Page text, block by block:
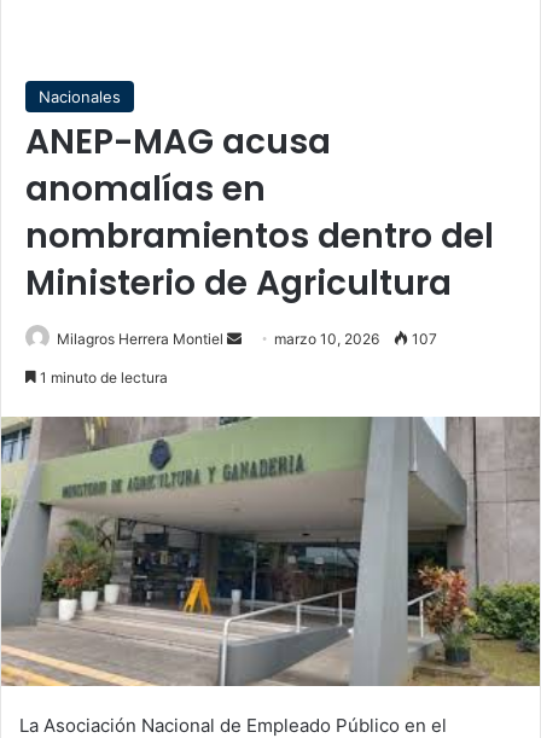
Nacionales
ANEP-MAG acusa
anomalías en
nombramientos dentro del
Ministerio de Agricultura
Milagros Herrera Montiel
Send marzo 10, 2026 107
1 minuto de lectura
La Asociación Nacional de Empleado Público en el